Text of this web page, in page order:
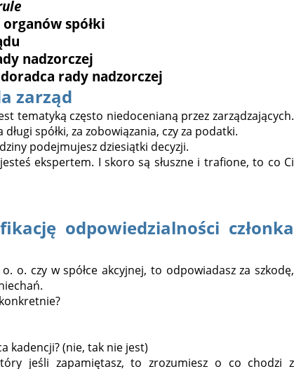
spółki
nadzorczej
rady nadzorczej
zarząd
tematyką często niedocenianą przez zarządzających.
spółki, za zobowiązania, czy za podatki.
podejmujesz dziesiątki decyzji.
ekspertem. I skoro są słuszne i trafione, to co Ci
odpowiedzialności członka
o. czy w spółce akcyjnej, to odpowiadasz za szkodę,
kadencji? (nie, tak nie jest)
jeśli zapamiętasz, to zrozumiesz o co chodzi z